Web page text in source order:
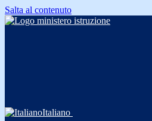
Salta al contenuto
Italiano